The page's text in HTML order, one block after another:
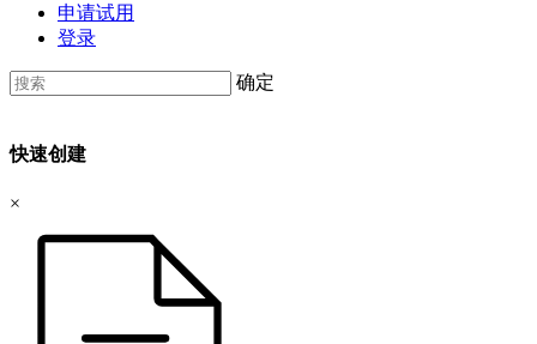
申请试用
登录
确定
快速创建
×